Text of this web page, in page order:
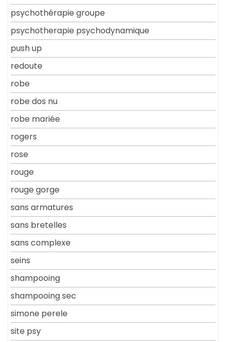
psychothérapie groupe
psychotherapie psychodynamique
push up
redoute
robe
robe dos nu
robe mariée
rogers
rose
rouge
rouge gorge
sans armatures
sans bretelles
sans complexe
seins
shampooing
shampooing sec
simone perele
site psy